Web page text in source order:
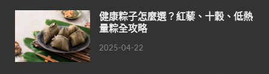
健康粽子怎麼選？紅藜、十穀、低熱
量粽全攻略
2025-04-22